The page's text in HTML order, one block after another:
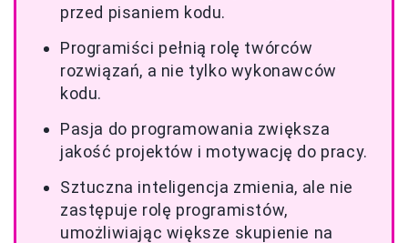
przed pisaniem kodu.
Programiści pełnią rolę twórców
rozwiązań, a nie tylko wykonawców
kodu.
Pasja do programowania zwiększa
jakość projektów i motywację do pracy.
Sztuczna inteligencja zmienia, ale nie
zastępuje rolę programistów,
umożliwiając większe skupienie na